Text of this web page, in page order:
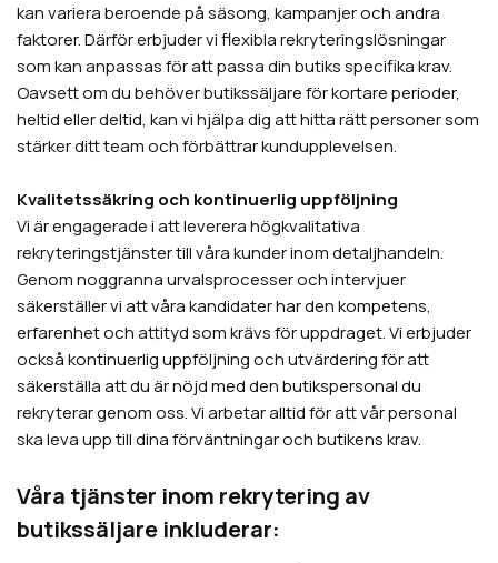
kan variera beroende på säsong, kampanjer och andra
faktorer. Därför erbjuder vi flexibla rekryteringslösningar
som kan anpassas för att passa din butiks specifika krav.
Oavsett om du behöver butikssäljare för kortare perioder,
heltid eller deltid, kan vi hjälpa dig att hitta rätt personer som
stärker ditt team och förbättrar kundupplevelsen.
Kvalitetssäkring och kontinuerlig uppföljning
Vi är engagerade i att leverera högkvalitativa
rekryteringstjänster till våra kunder inom detaljhandeln.
Genom noggranna urvalsprocesser och intervjuer
säkerställer vi att våra kandidater har den kompetens,
erfarenhet och attityd som krävs för uppdraget. Vi erbjuder
också kontinuerlig uppföljning och utvärdering för att
säkerställa att du är nöjd med den butikspersonal du
rekryterar genom oss. Vi arbetar alltid för att vår personal
ska leva upp till dina förväntningar och butikens krav.
Våra tjänster inom rekrytering av
butikssäljare inkluderar: